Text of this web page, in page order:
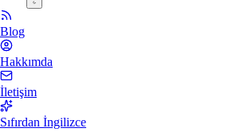
Blog
Hakkımda
İletişim
Sıfırdan İngilizce